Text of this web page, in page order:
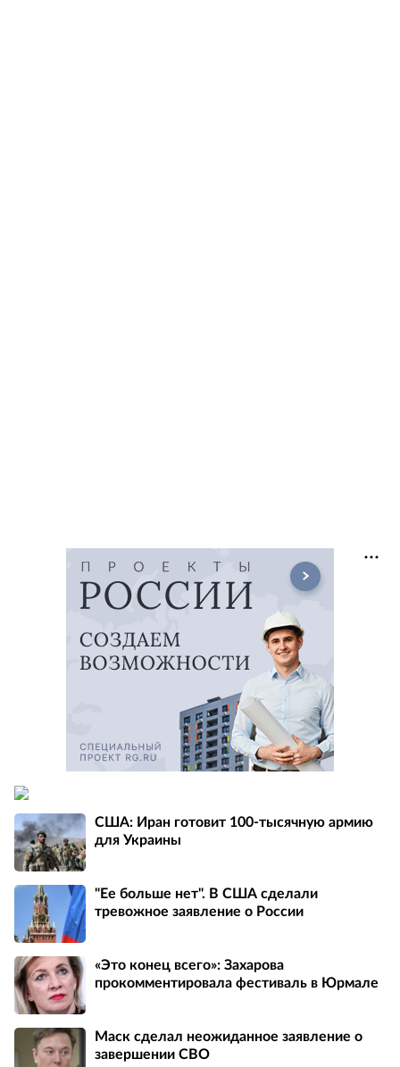
США: Иран готовит 100-тысячную армию
для Украины
"Ее больше нет". В США сделали
тревожное заявление о России
«Это конец всего»: Захарова
прокомментировала фестиваль в Юрмале
Маск сделал неожиданное заявление о
завершении СВО